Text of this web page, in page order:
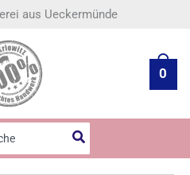
aus Ueckermünde
0